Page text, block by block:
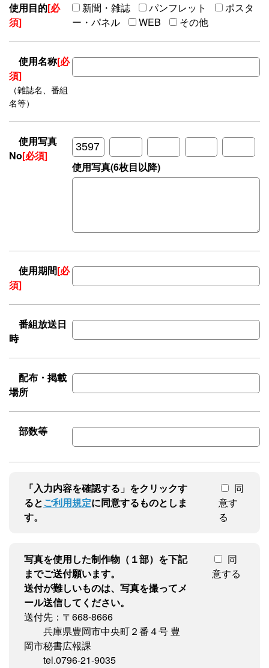
使用目的[必
須]
新聞・雑誌 パンフレット
ポスタ
ー・パネル
WEB その他
使用名称[必
須]
（雑誌名、番組
名等）
使用写真
No[必須]
使用写真(6枚目以降)
使用期間[必
須]
番組放送日
時
配布・掲載
場所
部数等
「入力内容を確認する」をクリックす
るとご利用規定に同意するものとしま
す。
同
意す
る
写真を使用した制作物（１部）を下記
までご送付願います。
送付が難しいものは、写真を撮ってメ
ール送信してください。
送付先：〒668-8666
兵庫県豊岡市中央町２番４号 豊
岡市秘書広報課
tel.0796-21-9035
同
意する